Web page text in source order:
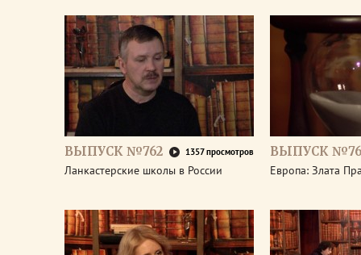
ВЫПУСК №762 1357 просмотров
Ланкастерские школы в России
ВЫПУСК
Европа: Злата